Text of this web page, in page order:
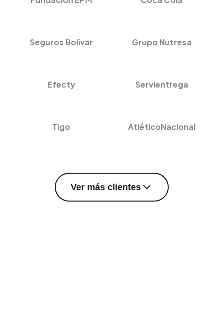
Seguros Bolívar Grupo Nutresa
Efecty Servientrega
Tigo AtléticoNacional
Ver más clientes